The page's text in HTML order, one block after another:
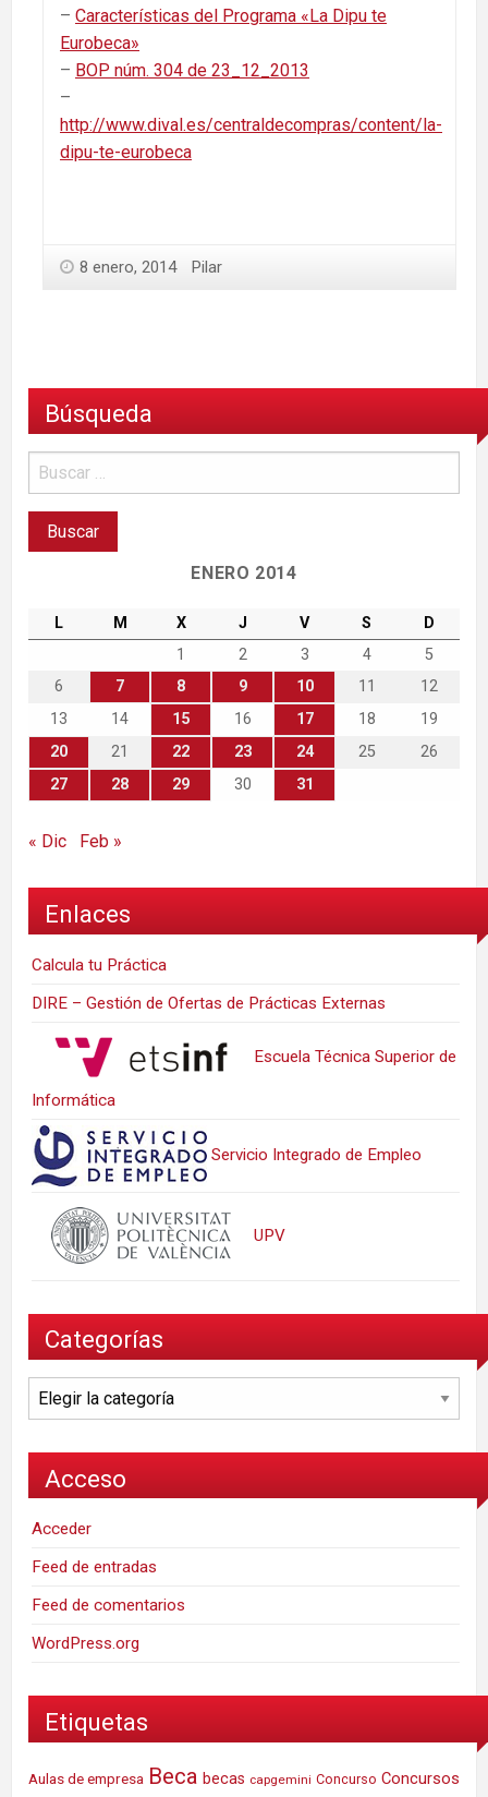
– Características del Programa «La Dipu te
Eurobeca»
– BOP núm. 304 de 23_12_2013
–
http://www.dival.es/centraldecompras/content/la-
dipu-te-eurobeca
8 enero, 2014 Pilar
Búsqueda
ENERO 2014
L M X J V S
D
1
2 3 4
5
6
7 8 9 10 11
12
13
14 15 16 17 18
19
20
21 22 23 24 25
26
27
28 29 30 31
« Dic Feb »
Enlaces
Calcula tu Práctica
DIRE – Gestión de Ofertas de Prácticas Externas
Escuela Técnica Superior de
Informática
Servicio Integrado de Empleo
UPV
Categorías
Categorías
Acceso
Acceder
Feed de entradas
Feed de comentarios
WordPress.org
Etiquetas
Aulas de empresa Beca becas capgemini Concurso Concursos